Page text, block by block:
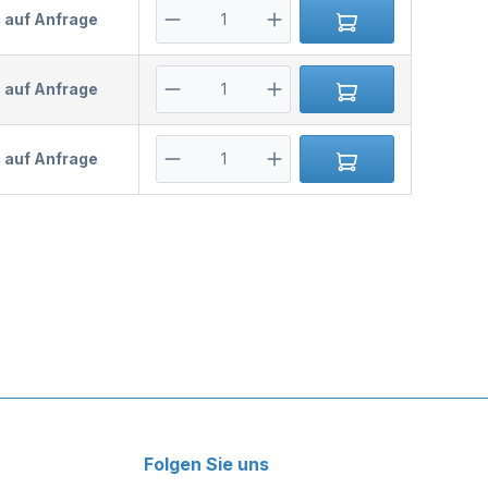
auf Anfrage
auf Anfrage
auf Anfrage
Folgen Sie uns